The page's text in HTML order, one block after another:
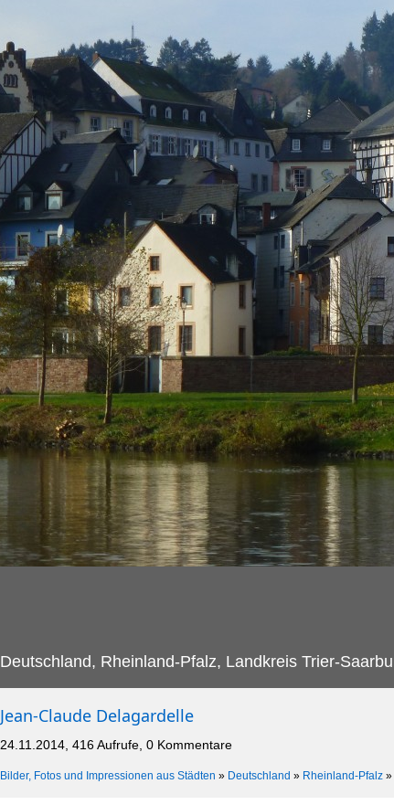
Deutschland, Rheinland-Pfalz, Landkreis Trier-
Jean-Claude Delagardelle
24.11.2014, 416 Aufrufe, 0 Kommentare
Bilder, Fotos und Impressionen aus Städten » Deutschland » Rheinland-Pfalz »